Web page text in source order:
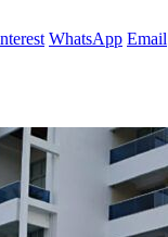
WhatsApp Email